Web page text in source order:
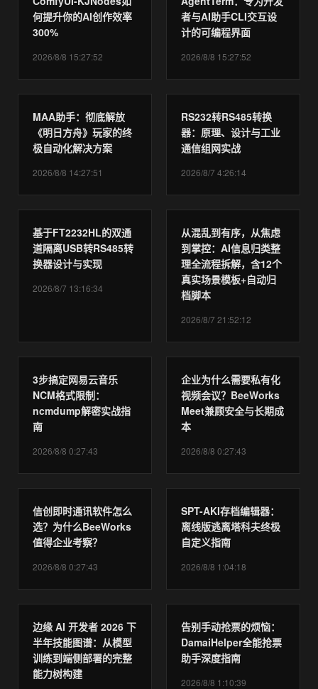
何提升你的AI创作效率
300%
2026/8/8 15:27:52
者与AI助手CLI交互设
计的可编程界面
2026/8/8 15:27:52
MAA助手：彻底解放
《明日方舟》玩家的终
极自动化解决方案
2026/8/8 14:27:51
RS232转RS485转换
器：原理、设计与工业
通信组网实战
2026/8/7 4:26:14
基于FT2232HL的双通
道隔离USB转RS485转
换器设计与实现
2026/8/7 13:16:34
从混乱到有序，从焦虑
到掌控：AI信息归类整
理全流程拆解，含12个
真实场景模板+自动归
档脚本
2026/8/7 21:52:12
3步搞定网易云音乐
NCM格式限制：
ncmdump解密实战指
南
2026/8/8 0:27:43
企业为什么需要私有化
视频会议？BeeWorks
Meet兼顾安全与长期成
本
2026/8/8 0:27:43
信创即时通讯软件怎么
选？为什么BeeWorks
值得企业考察？
2026/8/8 0:27:43
SPT-AKI存档编辑器：
离线版逃离塔科夫终极
自定义指南
2026/8/8 1:04:18
边缘 AI 开发者 2026 下
半年技能图谱：从模型
训练到端侧部署的完整
能力树构建
告别手动抢票的烦恼：
DamaiHelper全能抢票
助手深度指南
2026/8/8 1:10:39